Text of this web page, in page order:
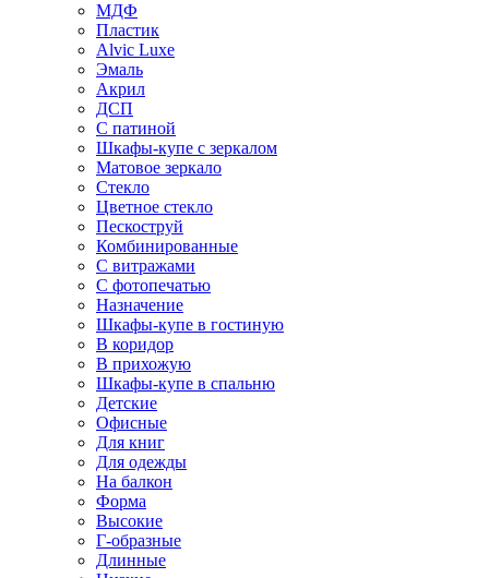
МДФ
Пластик
Alvic Luxe
Эмаль
Акрил
ДСП
С патиной
Шкафы-купе с зеркалом
Матовое зеркало
Стекло
Цветное стекло
Пескоструй
Комбинированные
С витражами
С фотопечатью
Назначение
Шкафы-купе в гостиную
В коридор
В прихожую
Шкафы-купе в спальню
Детские
Офисные
Для книг
Для одежды
На балкон
Форма
Высокие
Г-образные
Длинные